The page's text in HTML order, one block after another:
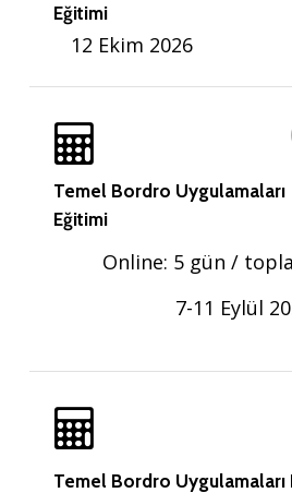
Eğitimi
12 Ekim 2026
Temel Bordro Uygulamaları
Eğitimi
Online: 5 gün /
7-11 Eylül
Temel Bordro